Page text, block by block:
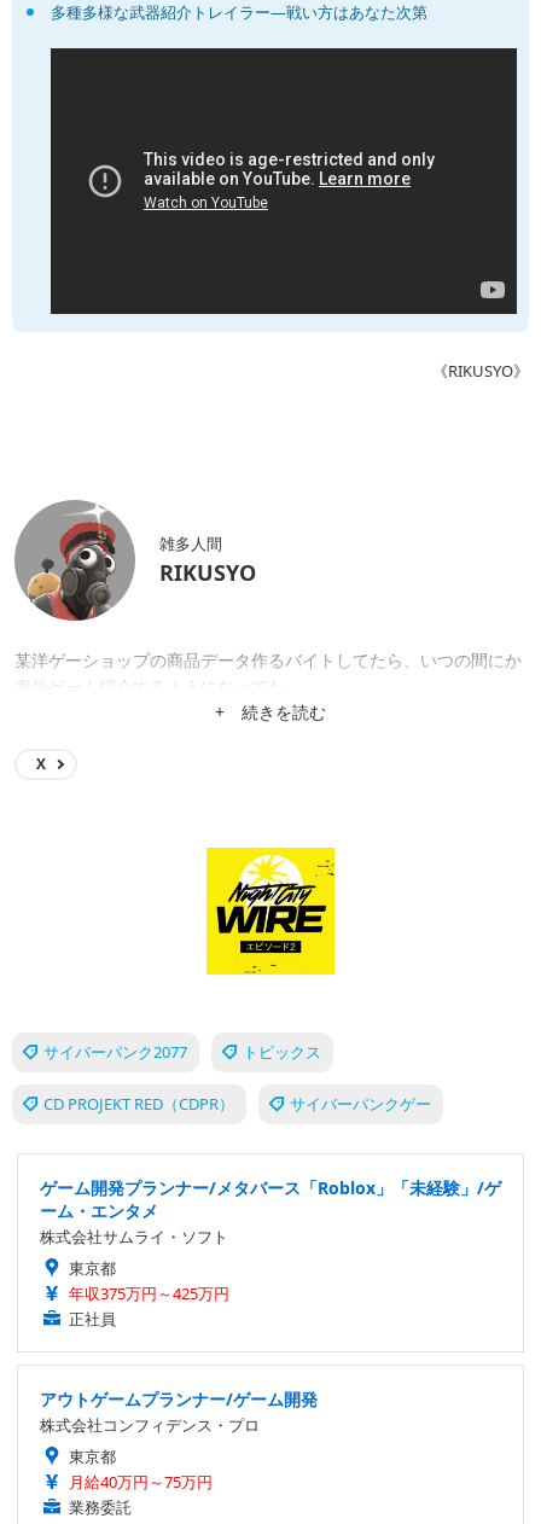
多種多様な武器紹介トレイラー―戦い方はあなた次第
《RIKUSYO》
雑多人間
RIKUSYO
某洋ゲーショップの商品データ作るバイトしてたら、いつの間にか
海外ゲーム紹介するようになってた。
+ 続きを読む
X
サイバーパンク2077 トピックス
CD PROJEKT RED（CDPR） サイバーパンクゲー
ゲーム開発プランナー/メタバース「Roblox」「未経験」/ゲ
ーム・エンタメ
株式会社サムライ・ソフト
東京都
年収375万円～425万円
正社員
アウトゲームプランナー/ゲーム開発
株式会社コンフィデンス・プロ
東京都
月給40万円～75万円
業務委託